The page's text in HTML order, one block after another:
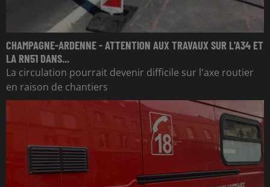
CHAMPAGNE-ARDENNE - ATTENTION AUX TRAVAUX SUR L'A34 ET
LA RN51 DANS...
La circulation pourrait devenir difficile sur l'axe routier
en raison de chantiers